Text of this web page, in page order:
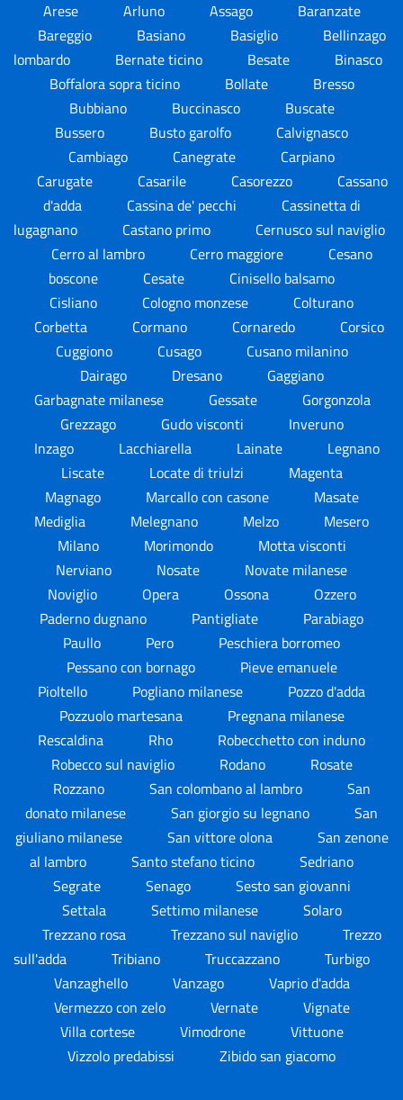
Arese
Arluno Assago
Baranzate
Bareggio
Basiano Basiglio
Bellinzago
lombardo
Bernate ticino Besate
Binasco
Boffalora sopra ticino
Bollate
Bresso
Bubbiano
Buccinasco
Buscate
Bussero
Busto garolfo
Calvignasco
Cambiago
Canegrate
Carpiano
Carugate
Casarile Casorezzo
Cassano
d'adda
Cassina de' pecchi
Cassinetta di
lugagnano
Castano primo
Cernusco sul naviglio
Cerro al lambro
Cerro maggiore
Cesano
boscone
Cesate
Cinisello balsamo
Cisliano
Cologno monzese
Colturano
Corbetta
Cormano Cornaredo
Corsico
Cuggiono
Cusago
Cusano milanino
Dairago
Dresano
Gaggiano
Garbagnate milanese
Gessate
Gorgonzola
Grezzago
Gudo visconti
Inveruno
Inzago
Lacchiarella Lainate
Legnano
Liscate
Locate di triulzi
Magenta
Magnago
Marcallo con casone
Masate
Mediglia
Melegnano Melzo
Mesero
Milano
Morimondo
Motta visconti
Nerviano
Nosate
Novate milanese
Noviglio
Opera Ossona
Ozzero
Paderno dugnano
Pantigliate
Parabiago
Paullo
Pero
Peschiera borromeo
Pessano con bornago
Pieve emanuele
Pioltello
Pogliano milanese
Pozzo d'adda
Pozzuolo martesana
Pregnana milanese
Rescaldina
Rho
Robecchetto con induno
Robecco sul naviglio
Rodano
Rosate
Rozzano
San colombano al lambro
San
donato milanese
San giorgio su legnano
San
giuliano milanese
San vittore olona
San zenone
al lambro
Santo stefano ticino
Sedriano
Segrate
Senago
Sesto san giovanni
Settala
Settimo milanese
Solaro
Trezzano rosa
Trezzano sul naviglio
Trezzo
sull'adda
Tribiano Truccazzano
Turbigo
Vanzaghello
Vanzago
Vaprio d'adda
Vermezzo con zelo
Vernate
Vignate
Villa cortese
Vimodrone
Vittuone
Vizzolo predabissi
Zibido san giacomo